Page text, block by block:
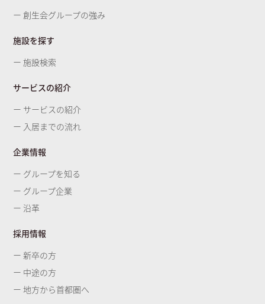
ー 創生会グループの強み
施設を探す
ー 施設検索
サービスの紹介
ー サービスの紹介
ー 入居までの流れ
企業情報
ー グループを知る
ー グループ企業
ー 沿革
採用情報
ー 新卒の方
ー 中途の方
ー 地方から首都圏へ